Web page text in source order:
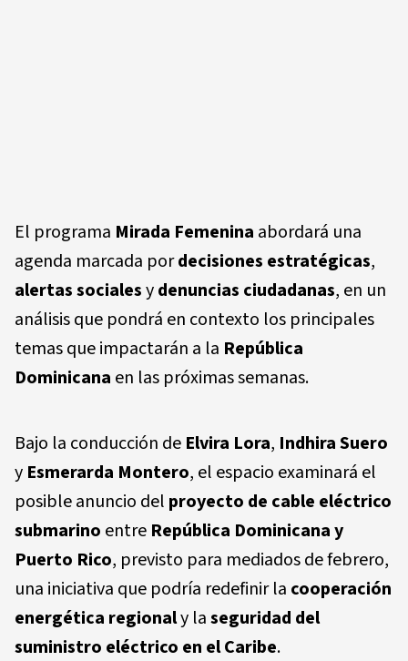
El programa Mirada Femenina abordará una
agenda marcada pordecisiones estratégicas,
alertas socialesydenuncias ciudadanas, en un
análisis que pondrá en contexto los principales
temas que impactarán a la República
Dominicana en las próximas semanas.
Bajo la conducción de Elvira Lora, Indhira Suero
y Esmerarda Montero, el espacio examinará el
posible anuncio del proyecto de cable eléctrico
submarino entre República Dominicana y
Puerto Rico, previsto para mediados de febrero,
una iniciativa que podría redefinir la cooperación
energética regionaly laseguridad del
suministro eléctrico en el Caribe.